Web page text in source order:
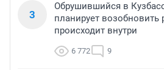
3
Обрушившийся в
планирует возобновить
происходит внутри
6 772 9